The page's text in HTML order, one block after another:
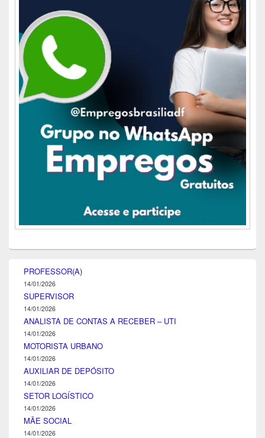
PROFESSOR(A)
14/01/2026
SUPERVISOR
14/01/2026
ANALISTA DE CONTAS A RECEBER – UTI
14/01/2026
MOTORISTA URBANO
14/01/2026
AUXILIAR DE DEPÓSITO
14/01/2026
SETOR LOGÍSTICO
14/01/2026
MÃE SOCIAL
14/01/2026